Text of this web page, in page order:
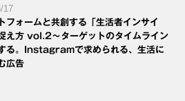
17
フォームと共創する「生活者インサイ
え方 vol.2～ターゲットのタイムライン
る。Instagramで求められる、生活に
広告